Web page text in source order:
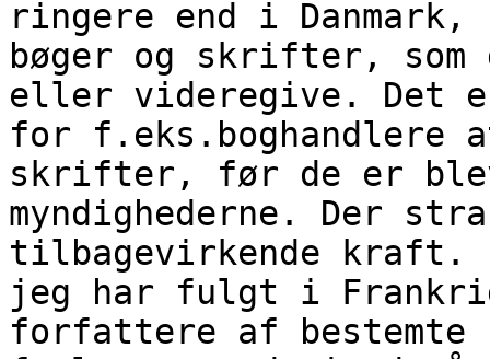
ringere end i
bøger og skrifter,
eller videregive. Det
for f.eks.boghandlere
skrifter, før de er
myndighederne. Der
tilbagevirkende kraft.
jeg har fulgt i
forfattere af bestemte